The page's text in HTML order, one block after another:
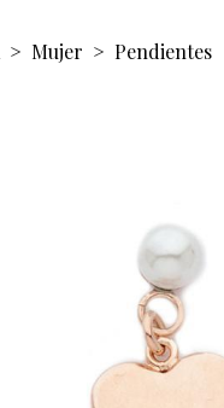
> Mujer > Pendientes